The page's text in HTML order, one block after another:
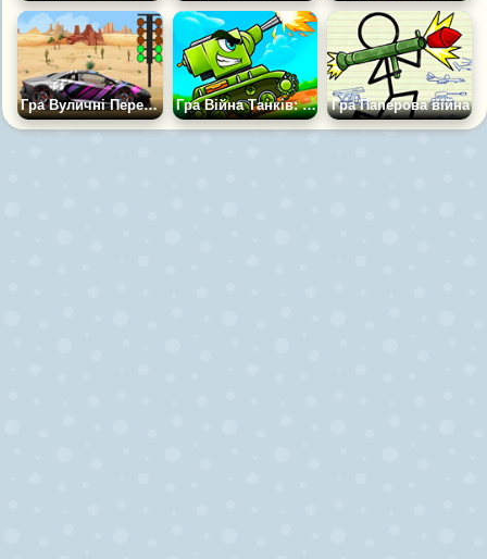
Гра Вуличні Перегони 2D Гра Війна Танків: Танкові Бої 2Д Гра Паперова війна